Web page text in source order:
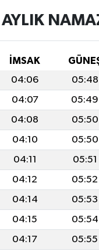
İMSAK
04:06 05:48
04:07 05:49
04:08 05:50
04:10 05:50
04:11 05:51
04:12 05:52
04:14 05:53
04:15 05:54
04:17 05:55